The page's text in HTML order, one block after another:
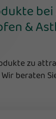
&
zu
beraten